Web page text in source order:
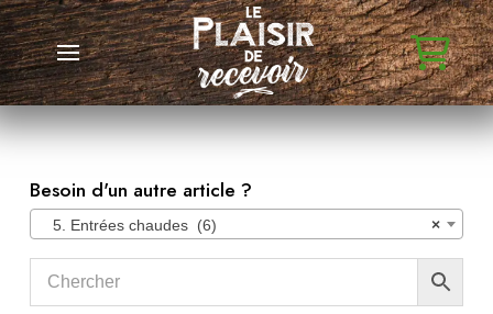
Besoin d'un autre article ?
×
5. Entrées chaudes (6)